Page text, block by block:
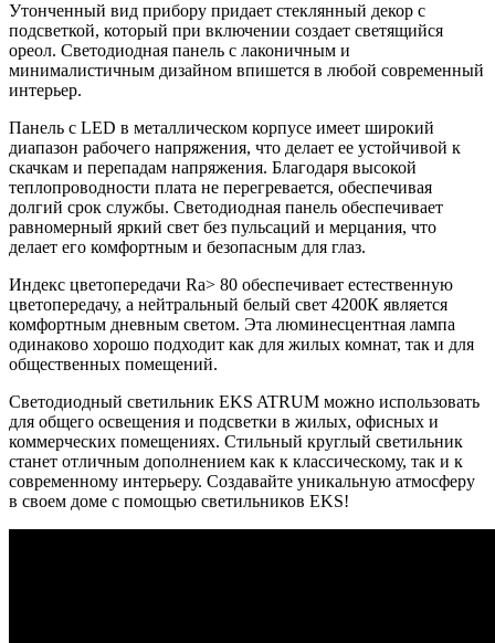
Утонченный вид прибору придает стеклянный декор с
подсветкой, который при включении создает светящийся
ореол. Светодиодная панель с лаконичным и
минималистичным дизайном впишется в любой современный
интерьер.
Панель с LED в металлическом корпусе имеет широкий
диапазон рабочего напряжения, что делает ее устойчивой к
скачкам и перепадам напряжения. Благодаря высокой
теплопроводности плата не перегревается, обеспечивая
долгий срок службы. Светодиодная панель обеспечивает
равномерный яркий свет без пульсаций и мерцания, что
делает его комфортным и безопасным для глаз.
Индекс цветопередачи Ra> 80 обеспечивает естественную
цветопередачу, а нейтральный белый свет 4200К является
комфортным дневным светом. Эта люминесцентная лампа
одинаково хорошо подходит как для жилых комнат, так и для
общественных помещений.
Светодиодный светильник EKS ATRUM можно использовать
для общего освещения и подсветки в жилых, офисных и
коммерческих помещениях. Стильный круглый светильник
станет отличным дополнением как к классическому, так и к
современному интерьеру. Создавайте уникальную атмосферу
в своем доме с помощью светильников EKS!